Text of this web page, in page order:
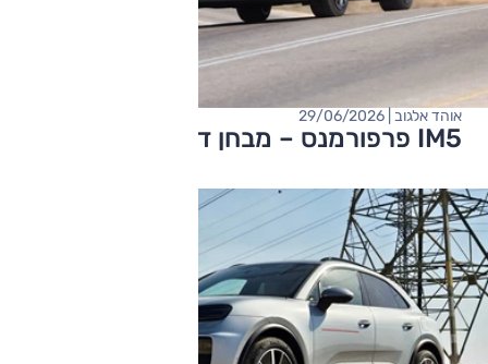
IM5 פרפורמנס – מבחן דרכים
אוהד אלגוב | 29/06/2026